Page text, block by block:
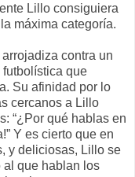
Lillo consiguiera
máxima categoría.
contra un
que
Su afinidad por lo
cercanos a Lillo
“¿Por qué hablas en
Y es cierto que en
y deliciosas, Lillo se
al que hablan los